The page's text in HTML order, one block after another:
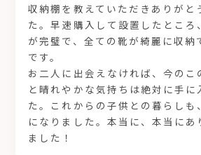
収納棚を教えていただきありがと
た。早速購入して設置したところ
が完璧で、全ての靴が綺麗に収納
です。
お二人に出会えなければ、今のこ
と晴れやかな気持ちは絶対に手に
た。これからの子供との暮らしも
になりました。本当に、本当にあ
ました！